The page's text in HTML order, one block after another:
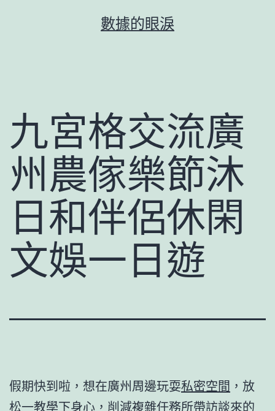
數據的眼淚
九宮格交流廣
州農傢樂節沐
日和伴侶休閑
文娛一日遊
假期快到啦，想在廣州周邊玩耍私密空間 ，放
松一教學下身心，削減複雜任務所帶訪談來的